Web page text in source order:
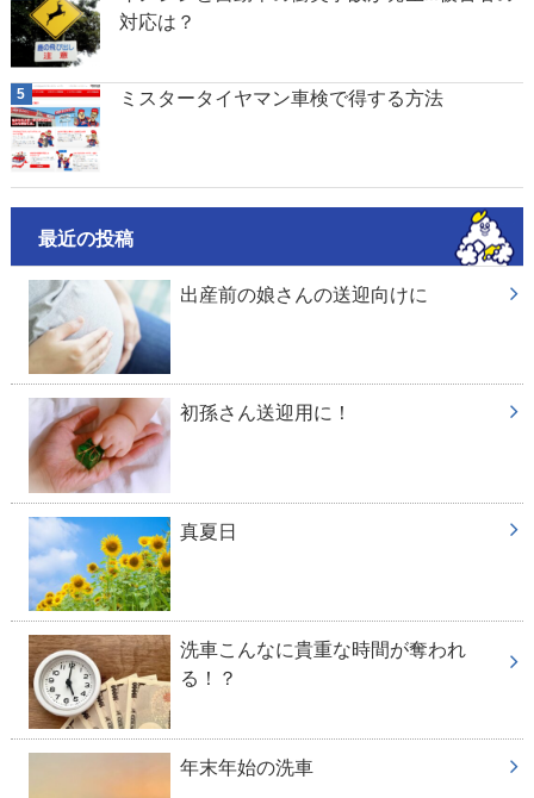
対応は？
ミスタータイヤマン車検で得する方法
最近の投稿
出産前の娘さんの送迎向けに
初孫さん送迎用に！
真夏日
洗車こんなに貴重な時間が奪われ
る！？
年末年始の洗車